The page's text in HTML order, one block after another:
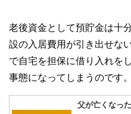
老後資金として預貯金は十
設の入居費用が引き出せな
で自宅を担保に借り入れを
事態になってしまうのです。
父が亡くなっ